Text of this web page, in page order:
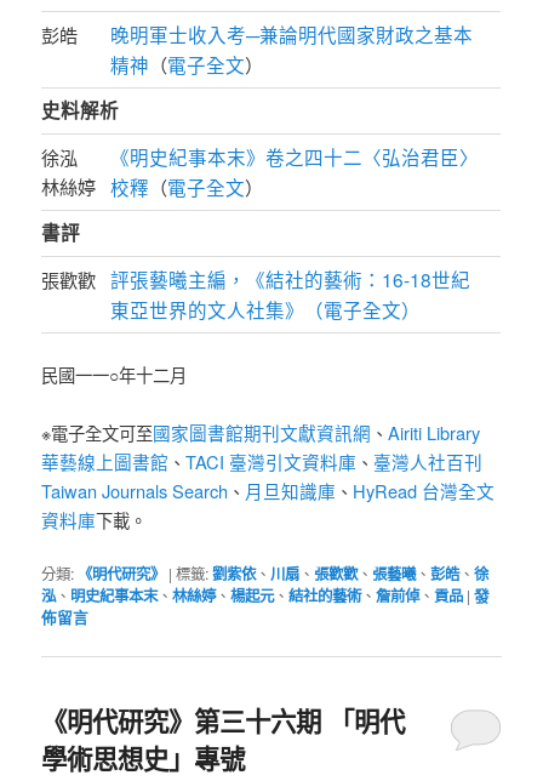
彭皓
晚明軍士收入考─兼論明代國家財政之基本
精神 （電子全文）
史料解析
徐泓
林絲婷
《明史紀事本末》卷之四十二〈弘治君臣〉
校釋 （電子全文）
書評
張歡歡 評張藝曦主編，《結社的藝術：16-18世紀
東亞世界的文人社集》（電子全文）
民國一一○年十二月
※電子全文可至國家圖書館期刊文獻資訊網 、Airiti Library
華藝線上圖書館 、TACI 臺灣引文資料庫 、 臺灣人社百刊
Taiwan Journals Search 、 月旦知識庫 、 HyRead 台灣全文
資料庫下載。
分類: 《明代研究》 |標籤:劉紫依、 川扇 、張歡歡、張藝曦、彭皓、徐
泓、 明史紀事本末、林絲婷、楊起元、結社的藝術、詹前倬、貢品 |發
佈留言
《明代研究》第三十六期 「明代
學術思想史」專號